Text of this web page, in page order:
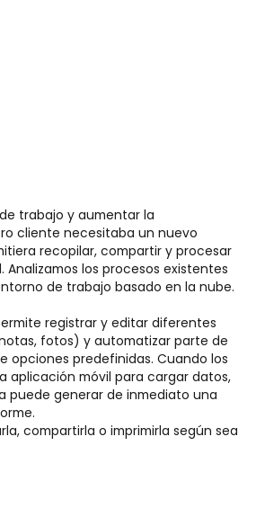
trabajo y aumentar la
cliente necesitaba un nuevo
recopilar, compartir y procesar
los procesos existentes
de trabajo basado en la nube.
registrar y editar diferentes
fotos) y automatizar parte de
opciones predefinidas. Cuando los
aplicación móvil para cargar datos,
puede generar de inmediato una
compartirla o imprimirla según sea